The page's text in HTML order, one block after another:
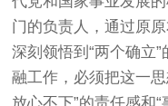
门的负责人，通过原
深刻领悟到“两个确立
融工作，必须把这一
放心不下”的责任感和